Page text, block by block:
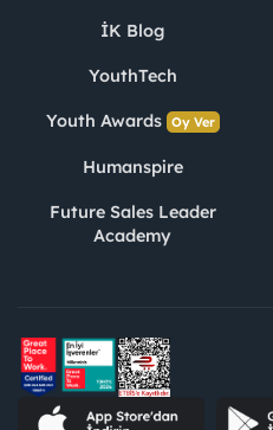
İK Blog
YouthTech
Youth Awards Oy Ver
Humanspire
Future Sales Leader
Academy